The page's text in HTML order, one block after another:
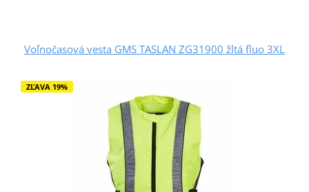
Voľnočasová vesta GMS TASLAN ZG31900 žltá fluo 3XL
ZĽAVA 19%